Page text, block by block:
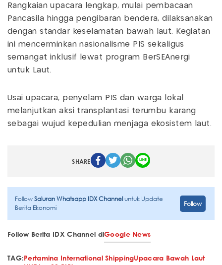
Rangkaian upacara lengkap, mulai pembacaan
Pancasila hingga pengibaran bendera, dilaksanakan
dengan standar keselamatan bawah laut. Kegiatan
ini mencerminkan nasionalisme PIS sekaligus
semangat inklusif lewat program BerSEAnergi
untuk Laut.
Usai upacara, penyelam PIS dan warga lokal
melanjutkan aksi transplantasi terumbu karang
sebagai wujud kepedulian menjaga ekosistem laut.
SHARE
FollowSaluran Whatsapp IDX Channeluntuk Update
Berita Ekonomi
Follow
Follow Berita IDX Channel diGoogle News
TAG:Pertamina International ShippingUpacara Bawah Laut